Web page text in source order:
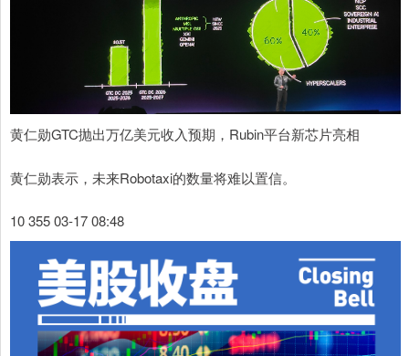
黄仁勋GTC抛出万亿美元收入预期，Rubin平台新芯片亮相
黄仁勋表示，未来Robotaxi的数量将难以置信。
10 355 03-17 08:48